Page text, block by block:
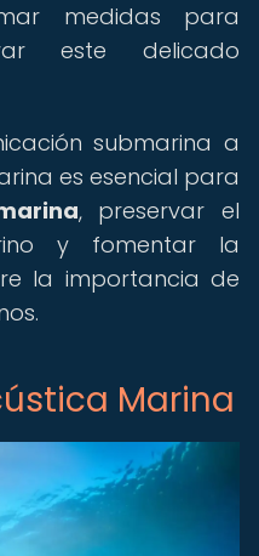
medidas para
este delicado
submarina a
es esencial para
, preservar el
y fomentar la
la importancia de
Marina